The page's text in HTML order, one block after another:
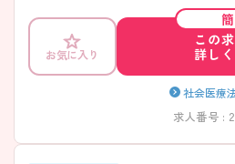
補助配置、夜勤時には夕食と朝食を提供
勤が出来るよう引越し代の補助や高速道
り、幅広い方にメリットのある福利厚生
セット、7：1看護を超える手厚い人員配置
く働くこと」を前提にしている法人のた
大切にしています。 ・「年間休日120日以
る休日対応は基本なし ・有給休暇も計画
お気に入り
この
詳し
社会医療
求人番号 :